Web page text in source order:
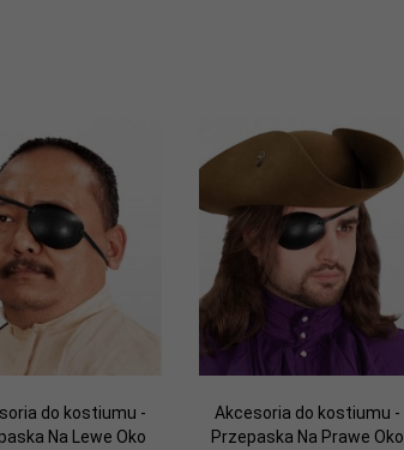
do kostiumu -
Na Lewe Oko
Akcesoria do kostiumu -
Przepaska Na Prawe Oko